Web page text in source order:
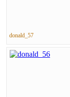
donald_57